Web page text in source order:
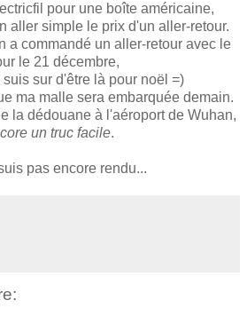
pour une boîte américaine,
aller simple le prix d'un aller-retour.
a commandé un aller-retour avec le
le 21 décembre,
sur d'être là pour noël =)
ma malle sera embarquée demain.
la dédouane à l'aéroport de Wuhan,
un truc facile.
pas encore rendu...